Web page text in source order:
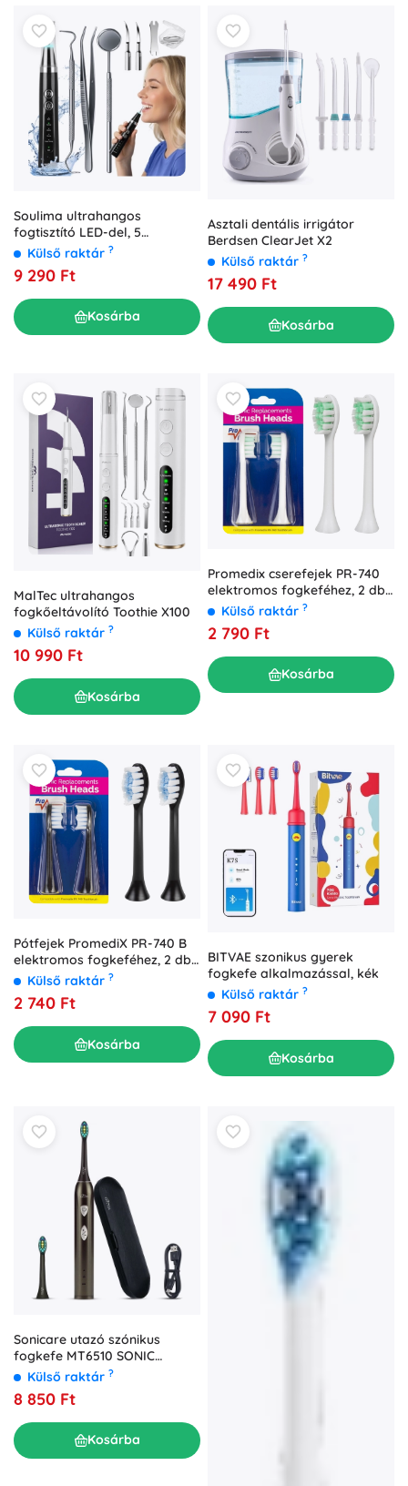
Soulima ultrahangos
fogtisztító LED-del, 5
üzemmóddal és cserélhető
Külső raktár ?
9 290 Ft
Kosárba
Asztali dentális irrigátor
Berdsen ClearJet X2
Külső raktár ?
17 490 Ft
Kosárba
MalTec ultrahangos
fogkőeltávolító Toothie X100
Külső raktár ?
10 990 Ft
Kosárba
Promedix cserefejek PR-740
elektromos fogkeféhez, 2 db,
fehérKülső raktár ?
2 790 Ft
Kosárba
Pótfejek PromediX PR-740 B
elektromos fogkeféhez, 2 db,
fekete
Külső raktár ?
2 740 Ft
Kosárba
BITVAE szonikus gyerek
fogkefe alkalmazással, kék
Külső raktár ?
7 090 Ft
Kosárba
Sonicare utazó szónikus
fogkefe MT6510 SONIC
WAVECLEAN
Külső raktár ?
8 850 Ft
Kosárba